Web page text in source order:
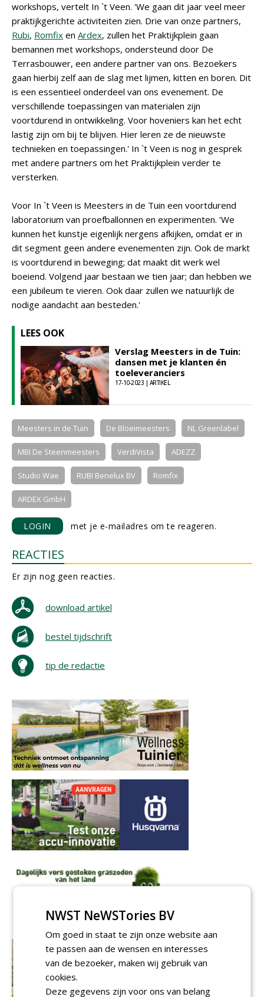
workshops, vertelt In `t Veen. 'We gaan dit jaar veel meer
praktijkgerichte activiteiten zien. Drie van onze partners,
Rubi, Romfix en Ardex, zullen het Praktijkplein gaan
bemannen met workshops, ondersteund door De
Terrasbouwer, een andere partner van ons. Bezoekers
gaan hierbij zelf aan de slag met lijmen, kitten en boren. Dit
is een essentieel onderdeel van ons evenement. De
verschillende toepassingen van materialen zijn
voortdurend in ontwikkeling. Voor hoveniers kan het echt
lastig zijn om bij te blijven. Hier leren ze de nieuwste
technieken en toepassingen.' In `t Veen is nog in gesprek
met andere partners om het Praktijkplein verder te
versterken.
Voor In `t Veen is Meesters in de Tuin een voortdurend
laboratorium van proefballonnen en experimenten. 'We
kunnen het kunstje eigenlijk nergens afkijken, omdat er in
dit segment geen andere evenementen zijn. Ook de markt
is voortdurend in beweging; dat maakt dit werk wel
boeiend. Volgend jaar bestaan we tien jaar; dan hebben we
een jubileum te vieren. Ook daar zullen we natuurlijk de
nodige aandacht aan besteden.'
LEES OOK
Verslag Meesters in de Tuin:
dansen met je klanten én
toeleveranciers
17-10-2023 | ARTIKEL
Meesters in de Tuin De Bloeimeesters NL Greenlabel
MBI De Steenmeesters VerdiVista ADEZZ
Studio Wae RUBI Benelux BV Romfix
ARDEX GmbH
LOGIN met je e-mailadres om te reageren.
REACTIES
Er zijn nog geen reacties.
download artikel
bestel tijdschrift
tip de redactie
NWST NeWSTories BV
Om goed in staat te zijn onze website aan
te passen aan de wensen en interesses
van de bezoeker, maken wij gebruik van
cookies.
Deze gegevens zijn voor ons van belang